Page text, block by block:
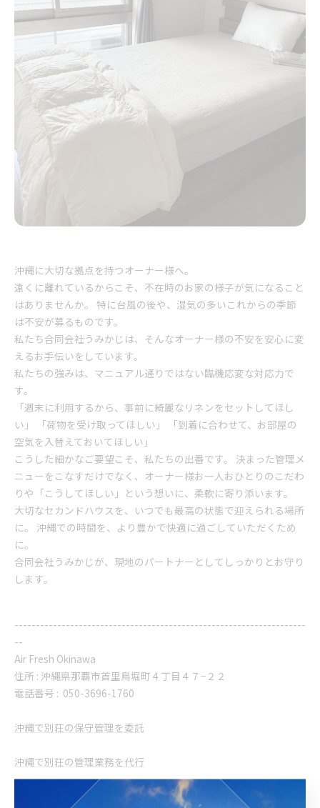
沖縄に大切な拠点を持つオーナー様へ。
遠くに離れているからこそ、不在時のお家の様子が気になること
はありませんか。 特に台風の後や、湿気の多いこれからの季節
は不安が募るものです。
私たち合同会社うみかじは、そんなオーナー様の不安を安心に変
えるお手伝いをしています。
私たちの強みは、マニュアル通りではない臨機応変な対応力で
す。
「週末に利用するから、事前に綺麗なリネンをセットしてほし
い」 「荷物を受け取ってほしい」 「到着に合わせて、お部屋の
空気を入替えておいてほしい」
こうした細かなご要望こそ、私たちの出番です。 決まった管理メ
ニューをこなすだけでなく、オーナー様お一人おひとりのこだわ
りや「こうしてほしい」という想いに、柔軟に寄り添います。
大切なセカンドハウスを、いつでも最高の状態で迎えられる場所
に。 沖縄での時間を、より豊かで快適に過ごしていただくため
に。
合同会社うみかじが、現地のパートナーとしてしっかりとお守り
します。
--------------------------------------------------------------------
--
Air Fresh Okinawa
住所 : 沖縄県那覇市首里鳥堀町４丁目４７−２２
電話番号 : 050-3696-1760
沖縄で別荘の保守管理を委託
沖縄で別荘の管理業務を代行
--------------------------------------------------------------------